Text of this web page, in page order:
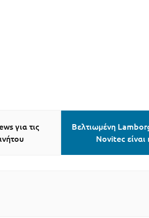
για τις
Βελτιωμένη
Novitec είναι